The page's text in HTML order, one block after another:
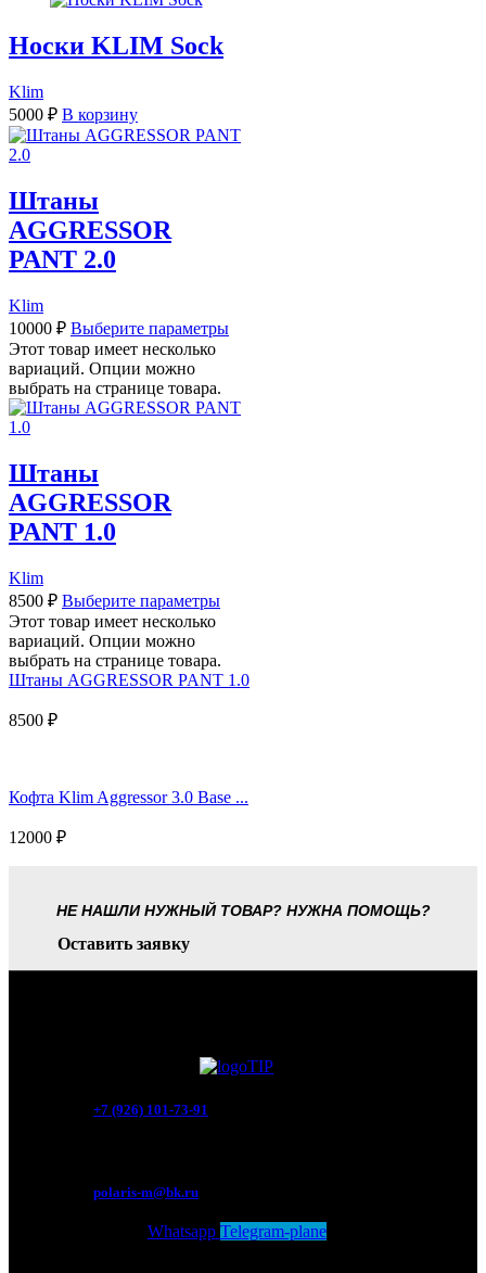
Носки KLIM Sock
Klim
5000 ₽ В корзину
Штаны
AGGRESSOR
PANT 2.0
Klim
10000 ₽ Выберите параметры
Этот товар имеет несколько
вариаций. Опции можно
выбрать на странице товара.
Штаны
AGGRESSOR
PANT 1.0
Klim
8500 ₽ Выберите параметры
Этот товар имеет несколько
вариаций. Опции можно
выбрать на странице товара.
Штаны AGGRESSOR PANT 1.0
8500 ₽
Кофта Klim Aggressor 3.0 Base ...
12000 ₽
НЕ НАШЛИ НУЖНЫЙ ТОВАР? НУЖНА ПОМОЩЬ?
Оставить заявку
+7 (926) 101-73-91
polaris-m@bk.ru
Whatsapp Telegram-plane